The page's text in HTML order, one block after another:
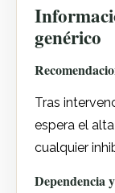
genérico
Tras
espera el
cualquier
Dependencia